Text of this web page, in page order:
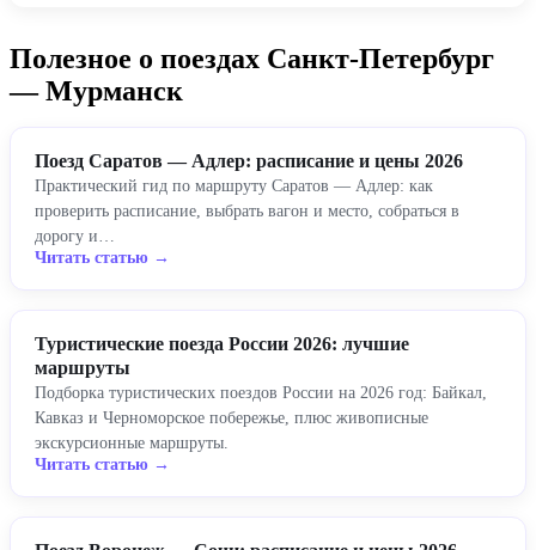
Полезное о поездах Санкт-Петербург
— Мурманск
Поезд Саратов — Адлер: расписание и цены 2026
Практический гид по маршруту Саратов — Адлер: как
проверить расписание, выбрать вагон и место, собраться в
дорогу и…
Читать статью →
Туристические поезда России 2026: лучшие
маршруты
Подборка туристических поездов России на 2026 год: Байкал,
Кавказ и Черноморское побережье, плюс живописные
экскурсионные маршруты.
Читать статью →